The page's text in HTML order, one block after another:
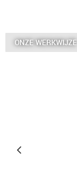
ONZE WERKWIJZE
ONZE WERKWIJZE
ONZE WERKWIJZE
ONZE WERKWIJZE